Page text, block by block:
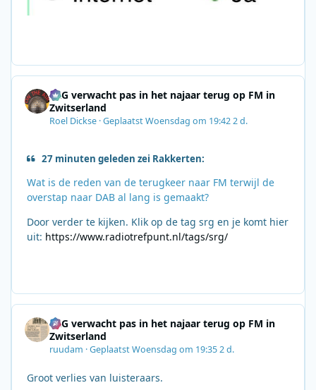
SRG verwacht pas in het najaar terug op FM in
Zwitserland
Roel Dickse ·GeplaatstWoensdag om 19:422 d.
27 minuten geleden zei Rakkerten:
Wat is de reden van de terugkeer naar FM terwijl de
overstap naar DAB al lang is gemaakt?
Door verder te kijken. Klik op de tag srg en je komt hier
uit: https://www.radiotrefpunt.nl/tags/srg/
SRG verwacht pas in het najaar terug op FM in
Zwitserland
ruudam ·GeplaatstWoensdag om 19:352 d.
Groot verlies van luisteraars.